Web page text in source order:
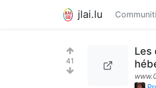
jlai.lu
41
Les